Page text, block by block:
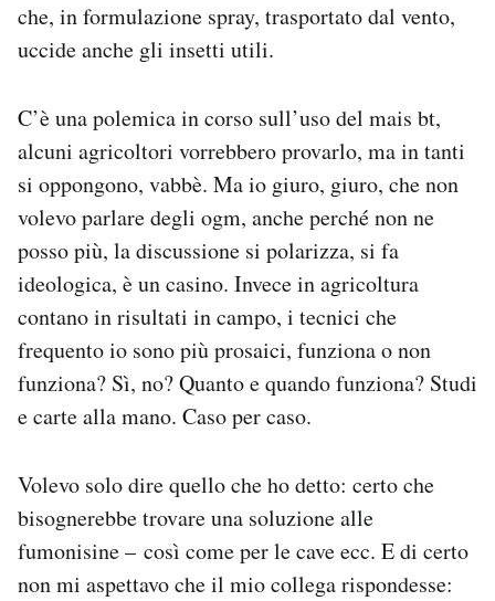
che, in formulazione spray, trasportato dal vento,
uccide anche gli insetti utili.
C’è una polemica in corso sull’uso del mais bt,
alcuni agricoltori vorrebbero provarlo, ma in tanti
si oppongono, vabbè. Ma io giuro, giuro, che non
volevo parlare degli ogm, anche perché non ne
posso più, la discussione si polarizza, si fa
ideologica, è un casino. Invece in agricoltura
contano in risultati in campo, i tecnici che
frequento io sono più prosaici, funziona o non
funziona? Sì, no? Quanto e quando funziona? Studi
e carte alla mano. Caso per caso.
Volevo solo dire quello che ho detto: certo che
bisognerebbe trovare una soluzione alle
fumonisine – così come per le cave ecc. E di certo
non mi aspettavo che il mio collega rispondesse: